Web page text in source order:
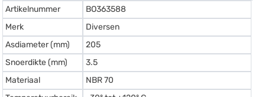
Artikelnummer
BO363588
Merk
Diversen
Asdiameter (mm)
205
Snoerdikte (mm)
3.5
Materiaal
NBR 70